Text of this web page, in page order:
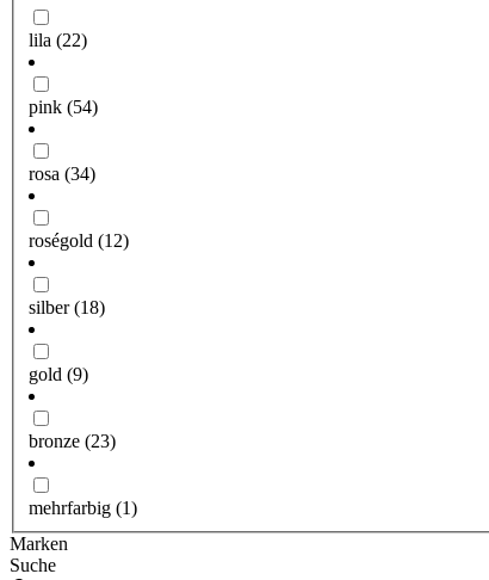
lila (22)
pink (54)
rosa (34)
roségold (12)
silber(18)
gold (9)
bronze (23)
mehrfarbig (1)
Marken
Suche